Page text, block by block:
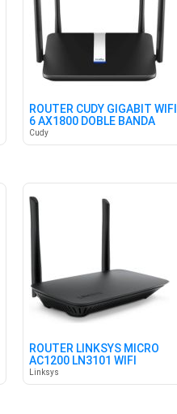
ROUTER CUDY GIGABIT WIFI
6 AX1800 DOBLE BANDA
Cudy
ROUTER LINKSYS MICRO
AC1200 LN3101 WIFI
Linksys